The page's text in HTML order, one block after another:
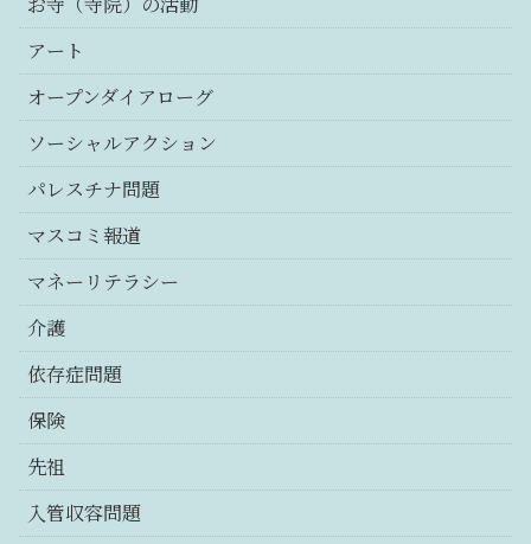
アート
オープンダイアローグ
ソーシャルアクション
パレスチナ問題
マスコミ報道
マネーリテラシー
介護
依存症問題
保険
先祖
入管収容問題